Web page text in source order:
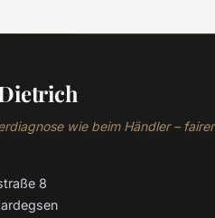
wie beim Händler – fairer
8